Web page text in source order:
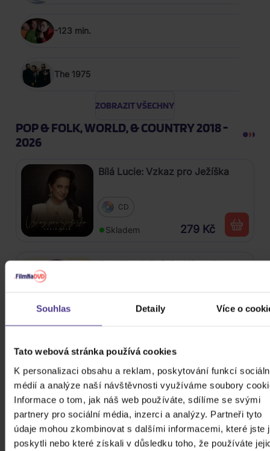
Souhlas Detaily Více o
Tato webová stránka používá cookies
K personalizaci obsahu a reklam, poskytování funkcí
médií a analýze naší návštěvnosti využíváme soubory
Informace o tom, jak náš web používáte, sdílíme se svými
partnery pro sociální média, inzerci a analýzy. Partneři tyto
údaje mohou zkombinovat s dalšími informacemi, které jste
poskytli nebo které získali v důsledku toho, že používáte
-123 min.
The 1975
ZOBRAZIT VŠECHNY
POP & FOLK, WORLD, & COUNTRY 2018 -
2026
Bílá Lucie: Vzkaz pro Ježíška
CD
Skladem 279 Kč
Gott Karel: Snění o Vánocích
Mišík Vladimír: Vteřiny, měsíce a
roky
CD
Skladem 385 Kč
Katseye: Beautiful Chaos